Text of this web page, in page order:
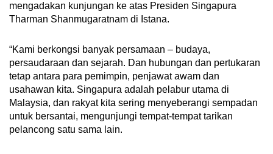
mengadakan kunjungan ke atas Presiden Singapura
Tharman Shanmugaratnam di Istana.
“Kami berkongsi banyak persamaan – budaya,
persaudaraan dan sejarah. Dan hubungan dan pertukaran
tetap antara para pemimpin, penjawat awam dan
usahawan kita. Singapura adalah pelabur utama di
Malaysia, dan rakyat kita sering menyeberangi sempadan
untuk bersantai, mengunjungi tempat-tempat tarikan
pelancong satu sama lain.